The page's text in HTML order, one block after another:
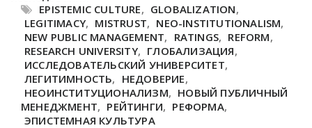
EPISTEMIC CULTURE, GLOBALIZATION,
LEGITIMACY, MISTRUST, NEO-INSTITUTIONALISM,
NEW PUBLIC MANAGEMENT, RATINGS, REFORM,
RESEARCH UNIVERSITY, ГЛОБАЛИЗАЦИЯ,
ИССЛЕДОВАТЕЛЬСКИЙ УНИВЕРСИТЕТ,
ЛЕГИТИМНОСТЬ, НЕДОВЕРИЕ,
НЕОИНСТИТУЦИОНАЛИЗМ, НОВЫЙ ПУБЛИЧНЫЙ
МЕНЕДЖМЕНТ, РЕЙТИНГИ, РЕФОРМА,
ЭПИСТЕМНАЯ КУЛЬТУРА